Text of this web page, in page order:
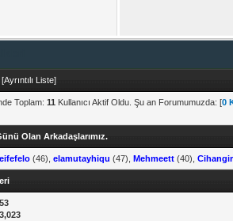
[Ayrıntılı Liste]
Toplam: 11 Kullanıcı Aktif Oldu. Şu an Forumumuzda: [0
Olan Arkadaşlarımız.
eifefelo (46), elamutayhiqu (47), Mehmeett (40), Cihangir
3,023